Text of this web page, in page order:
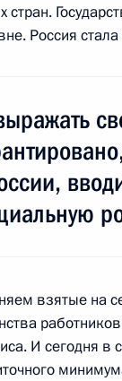
парламентских
пятница
России
вторник
Россия
взятые на
И сегодня в